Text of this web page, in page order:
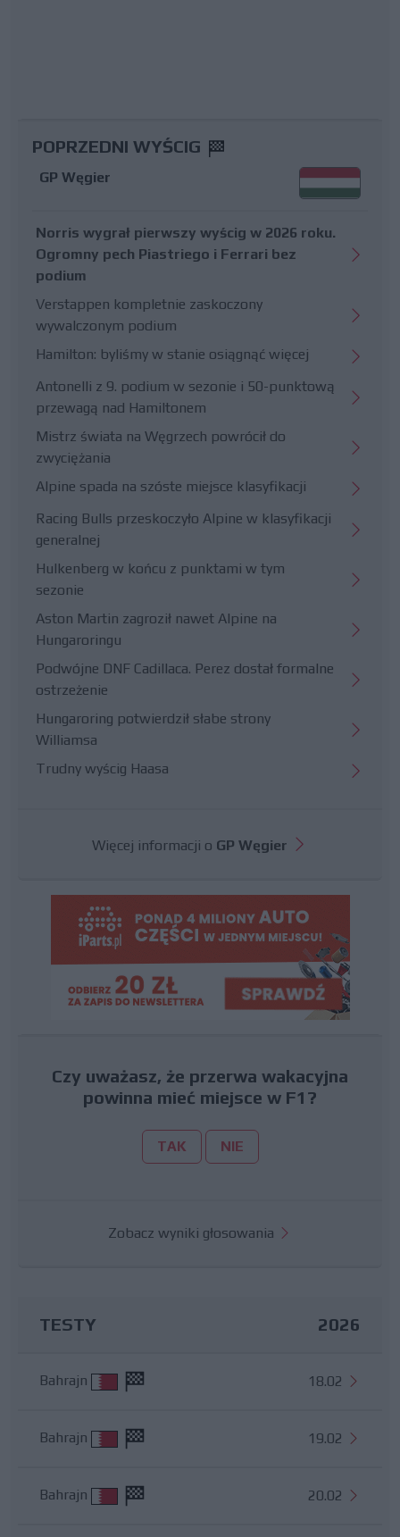
POPRZEDNI WYŚCIG
GP Węgier
Norris wygrał pierwszy wyścig w 2026 roku.
Ogromny pech Piastriego i Ferrari bez
podium
Verstappen kompletnie zaskoczony
wywalczonym podium
Hamilton: byliśmy w stanie osiągnąć więcej
Antonelli z 9. podium w sezonie i 50-punktową
przewagą nad Hamiltonem
Mistrz świata na Węgrzech powrócił do
zwyciężania
Alpine spada na szóste miejsce klasyfikacji
Racing Bulls przeskoczyło Alpine w klasyfikacji
generalnej
Hulkenberg w końcu z punktami w tym
sezonie
Aston Martin zagroził nawet Alpine na
Hungaroringu
Podwójne DNF Cadillaca. Perez dostał formalne
ostrzeżenie
Hungaroring potwierdził słabe strony
Williamsa
Trudny wyścig Haasa
Więcej informacji o GP Węgier
Czy uważasz, że przerwa wakacyjna
powinna mieć miejsce w F1?
TAK NIE
Zobacz wyniki głosowania
TESTY 2026
Bahrajn 18.02
Bahrajn 19.02
Bahrajn 20.02